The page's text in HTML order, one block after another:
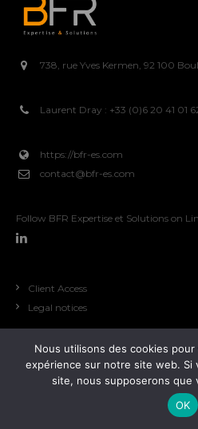
738, rue Yves Kermen, 92 100
Laurent Dray : +33 (0)6 20 41 01
https://bfr-es.com
contact@bfr-es.com
Follow BFR Expertise et Solutions on
Client Access
Legal notices
Nous utilisons des cookies
expérience sur notre site web. Si
site, nous supposerons que
OK